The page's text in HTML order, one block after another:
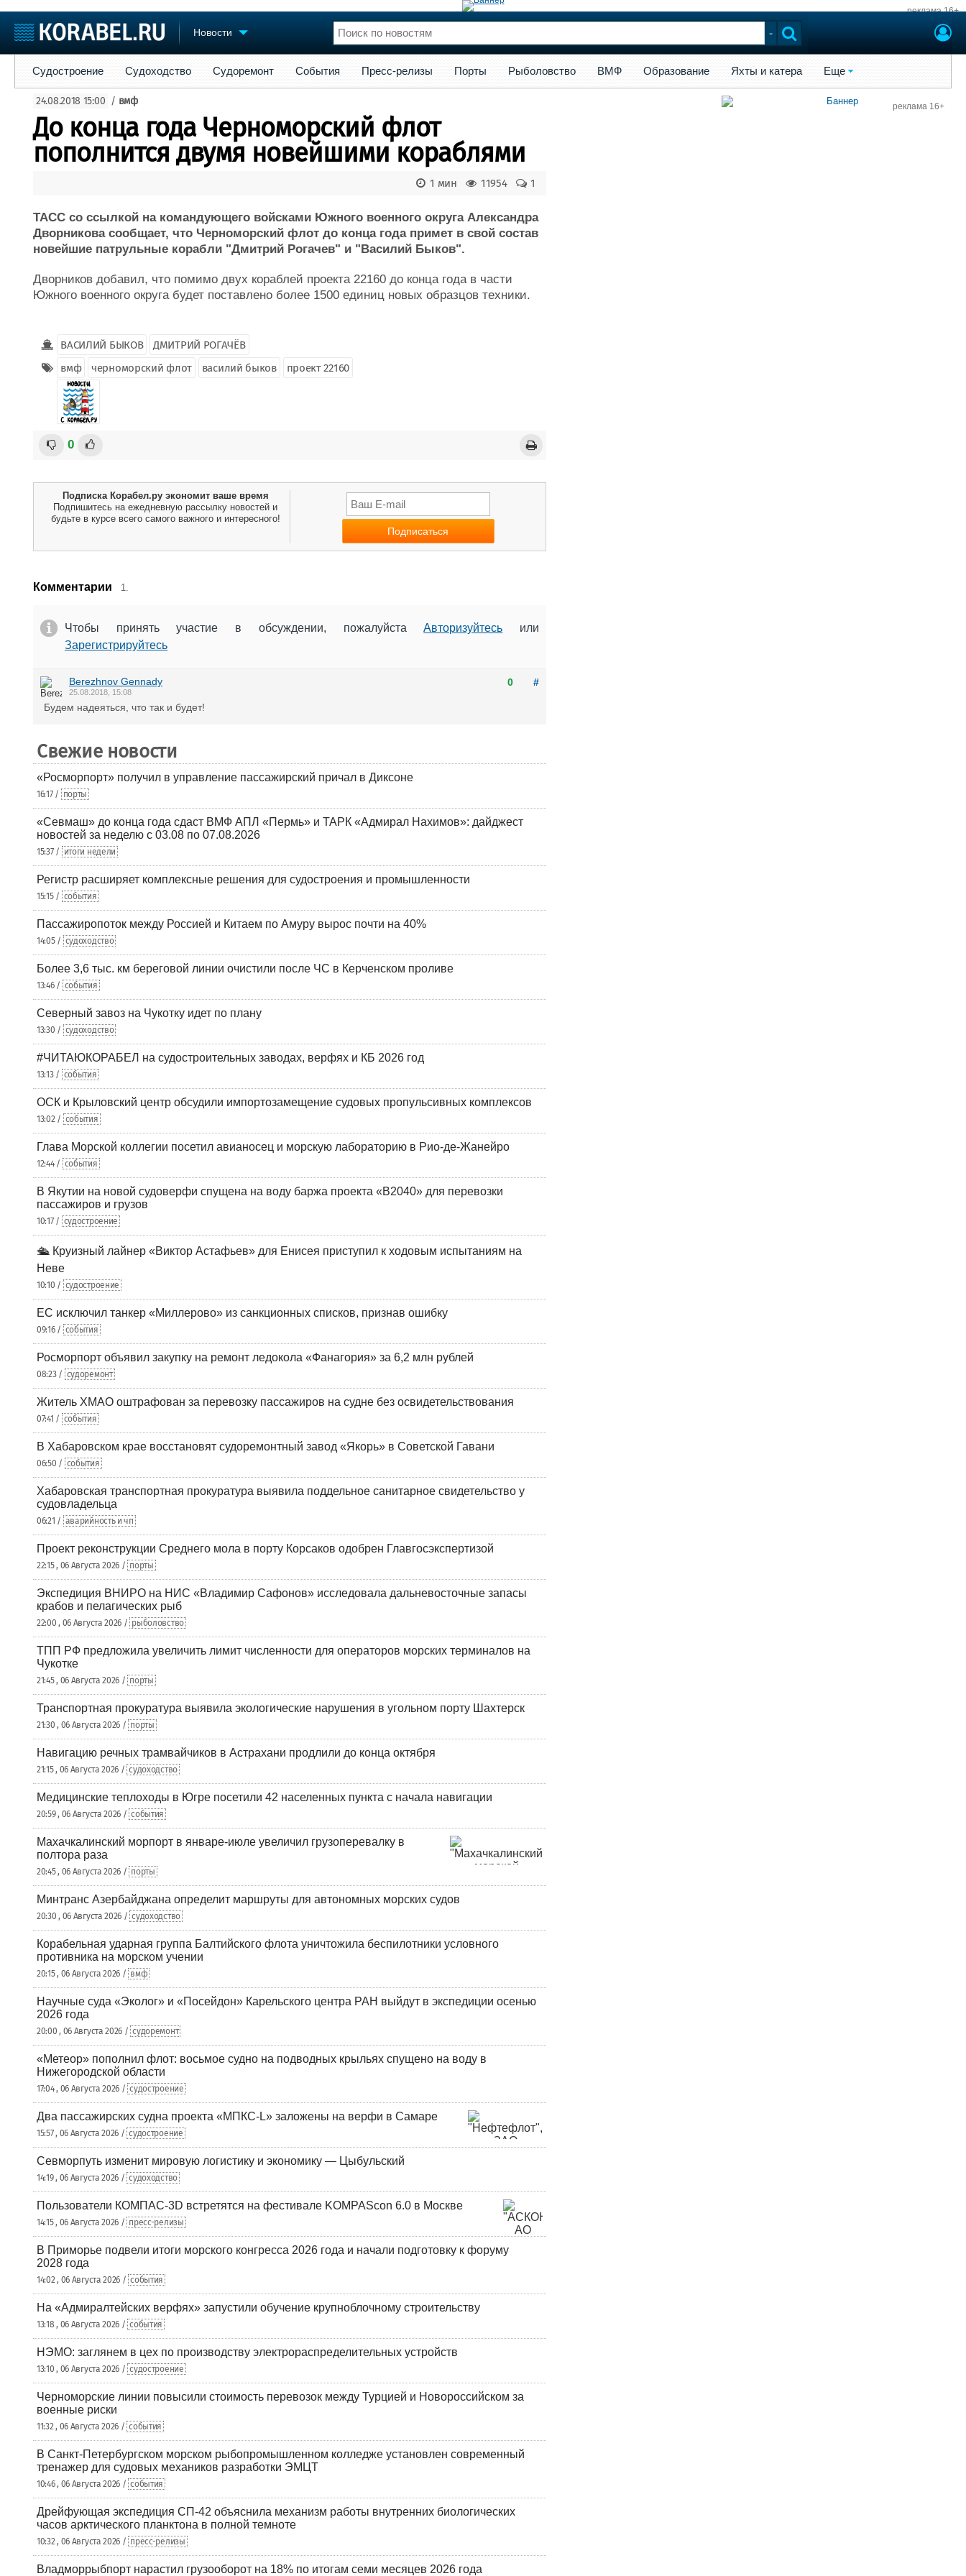
реклама 16+
Новости
Судостроение
Пульс
Новости
Компании
Репутация
Журнал
Реклама
Торговая площадка
Доска объявлений
Продажа флота
Оборудование
Изделия
Конференции
Личности
Словарь
Флот
Форум
Отзывы
Все службы
Судостроение Судоходство Судоремонт События Пресс-релизы Порты Рыболовство ВМФ Образование Яхты и катера Еще
24.08.2018 15:00 / вмф
До конца года Черноморский флот
пополнится двумя новейшими кораблями
1
11954
1 мин
ТАСС со ссылкой на командующего войсками Южного военного округа Александра
Дворникова сообщает, что Черноморский флот до конца года примет в свой состав
новейшие патрульные корабли "Дмитрий Рогачев" и "Василий Быков".
Дворников добавил, что помимо двух кораблей проекта 22160 до конца года в части
Южного военного округа будет поставлено более 1500 единиц новых образцов техники.
ВАСИЛИЙ БЫКОВ
ДМИТРИЙ РОГАЧЁВ
вмф
черноморский флот василий быков проект 22160
0
Подписка Корабел.ру экономит ваше время
Подпишитесь на ежедневную рассылку новостей и
будьте в курсе всего самого важного и интересного!
Комментарии 1.
Чтобы принять участие в обсуждении, пожалуйстаАвторизуйтесь или
Зарегистрируйтесь
0 #
Berezhnov Gennady
25.08.2018, 15:08
Будем надеяться, что так и будет!
Свежие новости
«Росморпорт» получил в управление пассажирский причал в Диксоне
16:17 / порты
«Севмаш» до конца года сдаст ВМФ АПЛ «Пермь» и ТАРК «Адмирал Нахимов»: дайджест
новостей за неделю с 03.08 по 07.08.2026
15:37 / итоги недели
Регистр расширяет комплексные решения для судостроения и промышленности
15:15 / события
Пассажиропоток между Россией и Китаем по Амуру вырос почти на 40%
14:05 / судоходство
Более 3,6 тыс. км береговой линии очистили после ЧС в Керченском проливе
13:46 / события
Северный завоз на Чукотку идет по плану
13:30 / судоходство
#ЧИТАЮКОРАБЕЛ на судостроительных заводах, верфях и КБ 2026 год
13:13 / события
ОСК и Крыловский центр обсудили импортозамещение судовых пропульсивных комплексов
13:02 / события
Глава Морской коллегии посетил авианосец и морскую лабораторию в Рио-де-Жанейро
12:44 / события
В Якутии на новой судоверфи спущена на воду баржа проекта «В2040» для перевозки
пассажиров и грузов
10:17 / судостроение
🛳️ Круизный лайнер «Виктор Астафьев» для Енисея приступил к ходовым испытаниям на
Неве
10:10 / судостроение
ЕС исключил танкер «Миллерово» из санкционных списков, признав ошибку
09:16 / события
Росморпорт объявил закупку на ремонт ледокола «Фанагория» за 6,2 млн рублей
08:23 / судоремонт
Житель ХМАО оштрафован за перевозку пассажиров на судне без освидетельствования
07:41 / события
В Хабаровском крае восстановят судоремонтный завод «Якорь» в Советской Гавани
06:50 / события
Хабаровская транспортная прокуратура выявила поддельное санитарное свидетельство у
судовладельца
06:21 / аварийность и чп
Проект реконструкции Среднего мола в порту Корсаков одобрен Главгосэкспертизой
22:15 , 06 Августа 2026 / порты
Экспедиция ВНИРО на НИС «Владимир Сафонов» исследовала дальневосточные запасы
крабов и пелагических рыб
22:00 , 06 Августа 2026 / рыболовство
ТПП РФ предложила увеличить лимит численности для операторов морских терминалов на
Чукотке
21:45 , 06 Августа 2026 / порты
Транспортная прокуратура выявила экологические нарушения в угольном порту Шахтерск
21:30 , 06 Августа 2026 / порты
Навигацию речных трамвайчиков в Астрахани продлили до конца октября
21:15 , 06 Августа 2026 / судоходство
Медицинские теплоходы в Югре посетили 42 населенных пункта с начала навигации
20:59 , 06 Августа 2026 / события
Махачкалинский морпорт в январе-июле увеличил грузоперевалку в
полтора раза
20:45 , 06 Августа 2026 / порты
Минтранс Азербайджана определит маршруты для автономных морских судов
20:30 , 06 Августа 2026 / судоходство
Корабельная ударная группа Балтийского флота уничтожила беспилотники условного
противника на морском учении
20:15 , 06 Августа 2026 / вмф
Научные суда «Эколог» и «Посейдон» Карельского центра РАН выйдут в экспедиции осенью
2026 года
20:00 , 06 Августа 2026 / судоремонт
«Метеор» пополнил флот: восьмое судно на подводных крыльях спущено на воду в
Нижегородской области
17:04 , 06 Августа 2026 / судостроение
Два пассажирских судна проекта «МПКС-L» заложены на верфи в Самаре
15:57 , 06 Августа 2026 / судостроение
Севморпуть изменит мировую логистику и экономику — Цыбульский
14:19 , 06 Августа 2026 / судоходство
Пользователи КОМПАС-3D встретятся на фестивале KOMPAScon 6.0 в Москве
14:15 , 06 Августа 2026 / пресс-релизы
В Приморье подвели итоги морского конгресса 2026 года и начали подготовку к форуму
2028 года
14:02 , 06 Августа 2026 / события
На «Адмиралтейских верфях» запустили обучение крупноблочному строительству
13:18 , 06 Августа 2026 / события
НЭМО: заглянем в цех по производству электрораспределительных устройств
13:10 , 06 Августа 2026 / судостроение
Черноморские линии повысили стоимость перевозок между Турцией и Новороссийском за
военные риски
11:32 , 06 Августа 2026 / события
В Санкт-Петербургском морском рыбопромышленном колледже установлен современный
тренажер для судовых механиков разработки ЭМЦТ
10:46 , 06 Августа 2026 / события
Дрейфующая экспедиция СП-42 объяснила механизм работы внутренних биологических
часов арктического планктона в полной темноте
10:32 , 06 Августа 2026 / пресс-релизы
Владморрыбпорт нарастил грузооборот на 18% по итогам семи месяцев 2026 года
реклама 16+